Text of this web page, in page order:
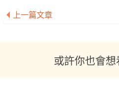
上一篇文章
或許你也會